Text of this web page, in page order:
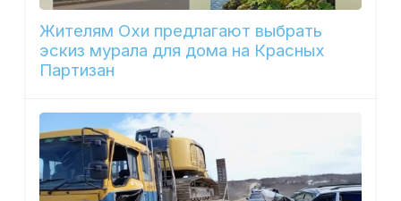
Жителям Охи предлагают выбрать
эскиз мурала для дома на Красных
Партизан